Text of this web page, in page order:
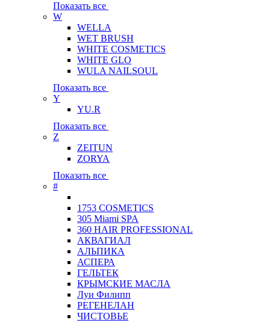
Показать все
W
WELLA
WET BRUSH
WHITE COSMETICS
WHITE GLO
WULA NAILSOUL
Показать все
Y
YU.R
Показать все
Z
ZEITUN
ZORYA
Показать все
#
1753 COSMETICS
305 Miami SPA
360 HAIR PROFESSIONAL
АКВАГИАЛ
АЛЬПИКА
АСПЕРА
ГЕЛЬТЕК
КРЫМСКИЕ МАСЛА
Луи Филипп
РЕГЕНЕЛАН
ЧИСТОВЬЕ